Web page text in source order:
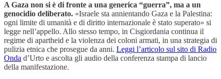
A Gaza non si è di fronte a una generica “guerra”, ma a un
genocidio deliberato. «Israele sta annientando Gaza e la Palestina:
ogni limite di umanità e di diritto internazionale è stato superato» si
legge nell’appello. Allo stesso tempo, in Cisgiordania continua il
regime di apartheid e la violenza dei coloni armati, in una strategia di
pulizia etnica che prosegue da anni. Leggi l’articolo sul sito di Radio
Onda d’Urto e ascolta gli audio della conferenza stampa di lancio
della manifestazione.